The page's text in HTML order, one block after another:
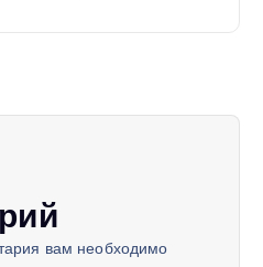
вам необходимо